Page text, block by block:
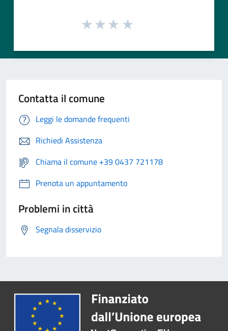
Contatta il comune
Leggi le domande frequenti
Richiedi Assistenza
Chiama il comune +39 0437 721178
Prenota un appuntamento
Problemi in città
Segnala disservizio